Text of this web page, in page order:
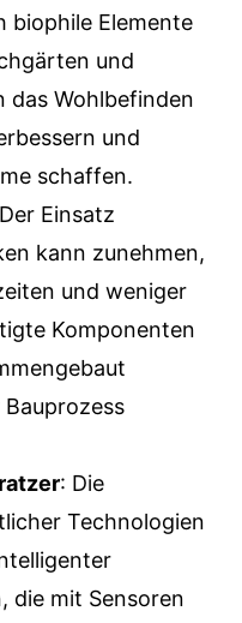
biophile Elemente
und
das Wohlbefinden
und
schaffen.
Einsatz
kann zunehmen,
und weniger
Komponenten
: Die
Technologien
die mit Sensoren